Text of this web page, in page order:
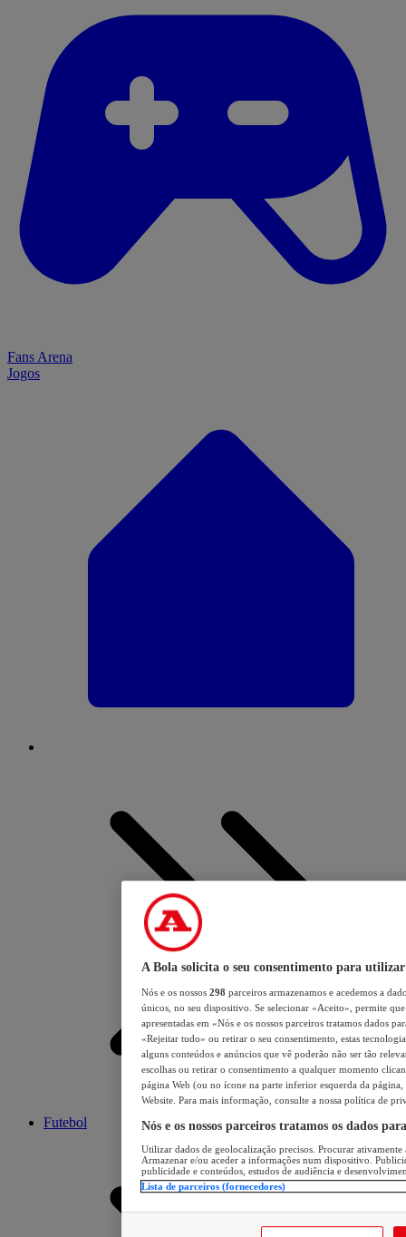
Fans Arena
Jogos
Futebol
A Bola solicita o seu consentimento para utilizar
Nós e os nossos 298 parceiros armazenamos e acedemos a
únicos, no seu dispositivo. Se selecionar «Aceito», permite
apresentadas em «Nós e os nossos parceiros tratamos dados
«Rejeitar tudo» ou retirar o seu consentimento, estas
alguns conteúdos e anúncios que vê poderão não ser tão
escolhas ou retirar o consentimento a qualquer momento
página Web (ou no ícone na parte inferior esquerda da página,
Website. Para mais informação, consulte a nossa política de
Nós e os nossos parceiros tratamos os dados
Utilizar dados de geolocalização precisos. Procurar
Armazenar e/ou aceder a informações num dispositivo.
publicidade e conteúdos, estudos de audiência e
Lista de parceiros (fornecedores)